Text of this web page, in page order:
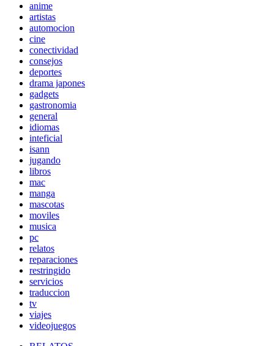
anime
artistas
automocion
cine
conectividad
consejos
deportes
drama japones
gadgets
gastronomia
general
idiomas
inteficial
isann
jugando
libros
mac
manga
mascotas
moviles
musica
pc
relatos
reparaciones
restringido
servicios
traduccion
tv
viajes
videojuegos